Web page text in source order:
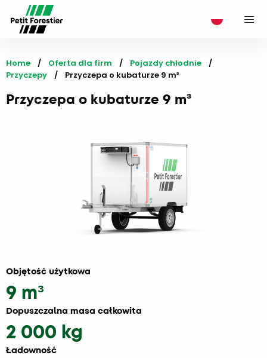
Home Oferta dla firm
Pojazdy chłodnie
Przyczepy
Current:
Przyczepa o kubaturze 9 m³
Przyczepa o kubaturze 9 m³
Objętość użytkowa
9 m³
Dopuszczalna masa całkowita
2 000 kg
Ładowność